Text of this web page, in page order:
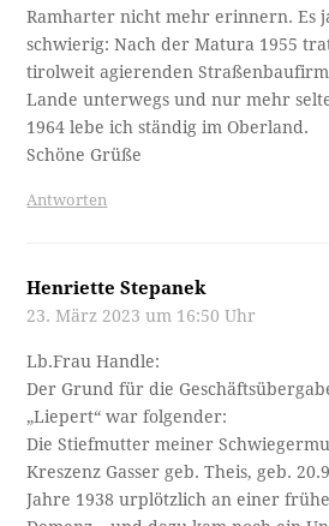
Ramharter nicht mehr erinnern. Es
schwierig: Nach der Matura 1955
tirolweit agierenden
Lande unterwegs und nur mehr
1964 lebe ich ständig im Oberland.
Schöne Grüße
Antworten
Henriette Stepanek
23. März 2023 um 16:50 Uhr
Lb.Frau Handle:
Der Grund für die
„Liepert“ war folgender:
Die Stiefmutter meiner
Kreszenz Gasser geb. Theis, geb.
Jahre 1938 urplötzlich an einer